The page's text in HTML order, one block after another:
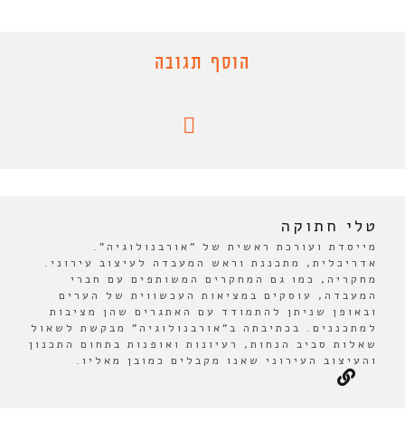
הוסף תגובה
טלי חתוקה
מייסדת ועורכת ראשית של "אורבנולוגיה".
אדריכלית, מתכננת וראש המעבדה לעיצוב עירוני.
מחקריה, כמו גם המחקרים המשותפים עם חברי
המעבדה, עוסקים במציאות העכשווית של הערים
ובאופן שניתן להתמודד עם האתגרים שהן מציבות
למתכננים. בכתיבתה ב"אורבנולוגיה" מבקשת לשאול
שאלות סביב הנחות, רעיונות ואופנות בתחום התכנון
והעיצוב העירוני שאנו מקבלים כמובן מאליו.